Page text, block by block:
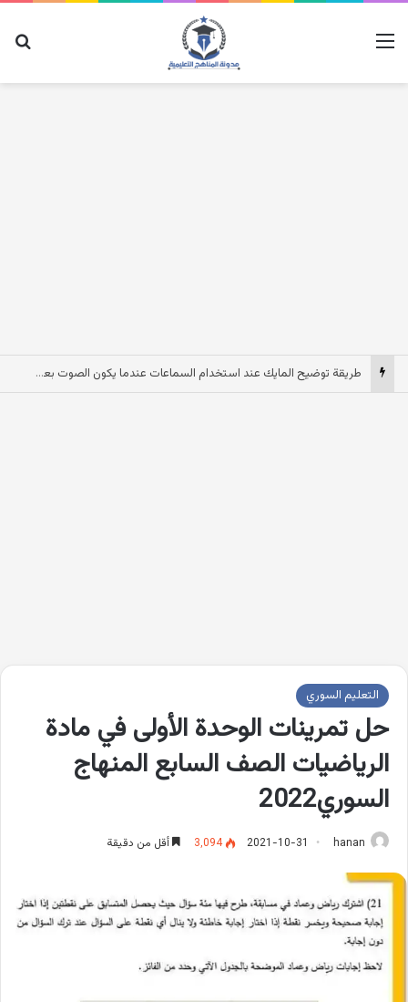
القائمة
طريقة توضيح المايك عند استخدام السماعات عندما يكون الصوت بعيد وقت المكالمات
التعليم السوري
حل تمرينات الوحدة الأولى في مادة
الرياضيات الصف السابع المنهاج
السوري2022
hanan
2021-10-31 3٬094 أقل من دقيقة